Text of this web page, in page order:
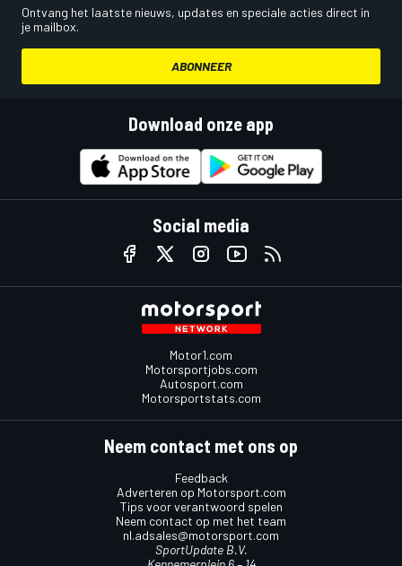
Ontvang het laatste nieuws, updates en speciale acties direct in
je mailbox.
ABONNEER
Download onze app
Social media
Motor1.com
Motorsportjobs.com
Autosport.com
Motorsportstats.com
Neem contact met ons op
Feedback
Adverteren op Motorsport.com
Tips voor verantwoord spelen
Neem contact op met het team
nl.adsales@motorsport.com
SportUpdate B.V.